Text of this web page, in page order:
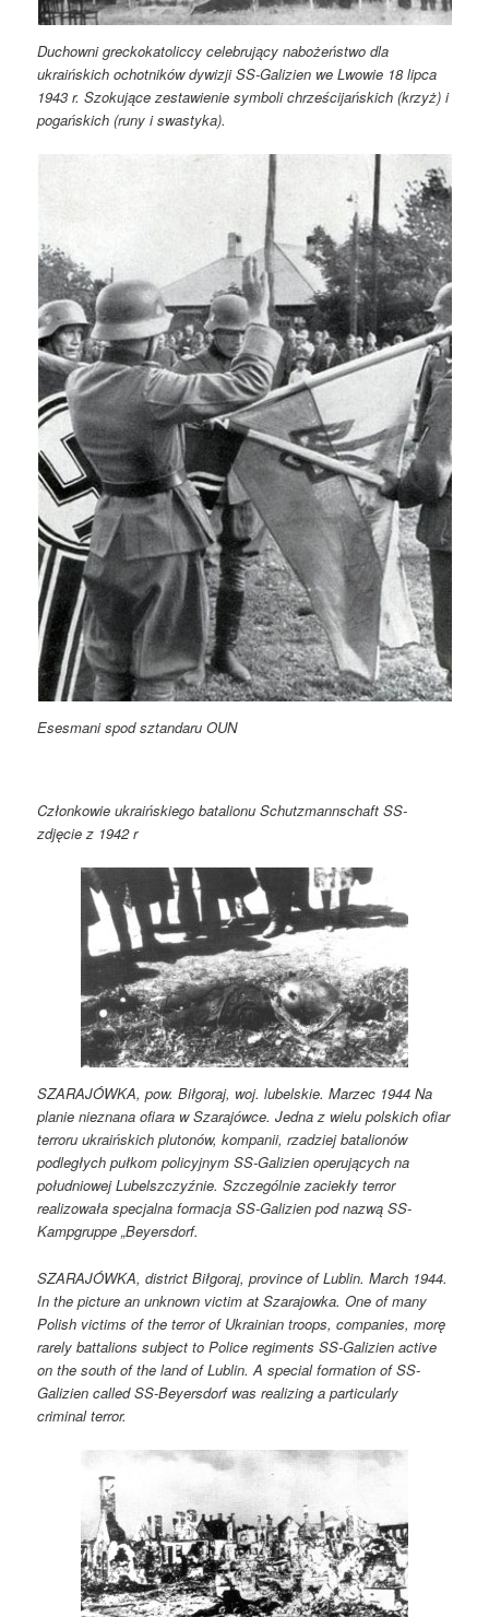
Duchowni greckokatoliccy celebrujący nabożeństwo dla
ukraińskich ochotników dywizji SS-Galizien we Lwowie 18 lipca
1943 r. Szokujące zestawienie symboli chrześcijańskich (krzyż) i
pogańskich (runy i swastyka).
Esesmani spod sztandaru OUN
Członkowie ukraińskiego batalionu Schutzmannschaft SS-
zdjęcie z 1942 r
SZARAJÓWKA, pow. Biłgoraj, woj. lubelskie. Marzec 1944 Na
planie nieznana ofiara w Szarajówce. Jedna z wielu polskich ofiar
terroru ukraińskich plutonów, kompanii, rzadziej batalionów
podległych pułkom policyjnym SS-Galizien operujących na
południowej Lubelszczyźnie. Szczególnie zaciekły terror
realizowała specjalna formacja SS-Galizien pod nazwą SS-
Kampgruppe „Beyersdorf.
SZARAJÓWKA, district Biłgoraj, province of Lublin. March 1944.
In the picture an unknown victim at Szarajowka. One of many
Polish victims of the terror of Ukrainian troops, companies, morę
rarely battalions subject to Police regiments SS-Galizien active
on the south of the land of Lublin. A special formation of SS-
Galizien called SS-Beyersdorf was realizing a particularly
criminal terror.